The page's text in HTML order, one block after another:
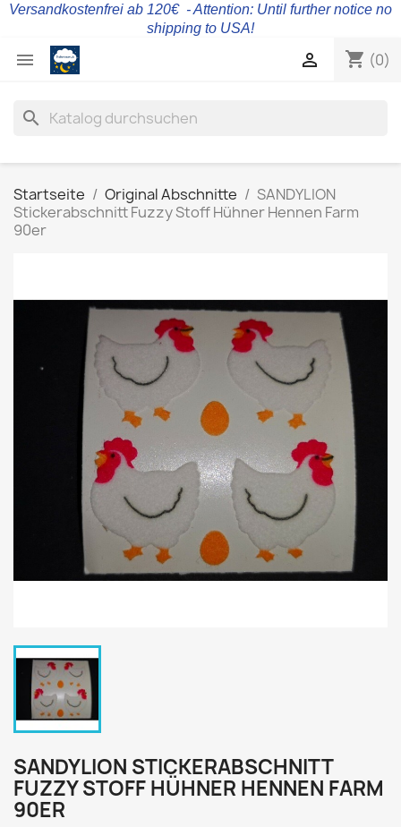
Versandkostenfrei ab 120€ - Attention: Until further notice no
shipping to USA!
 shopping_cart (0)

search
Startseite Original Abschnitte
SANDYLION
Stickerabschnitt Fuzzy Stoff Hühner Hennen Farm
90er
SANDYLION STICKERABSCHNITT
FUZZY STOFF HÜHNER HENNEN FARM
90ER